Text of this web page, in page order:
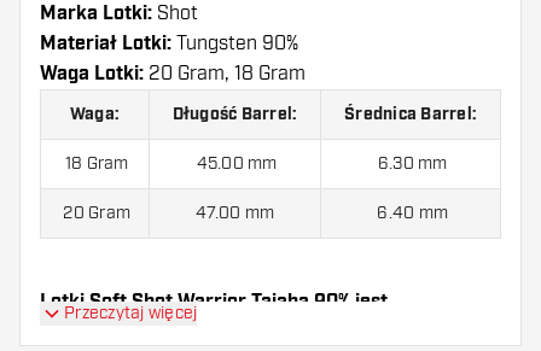
Marka Lotki: Shot
Materiał Lotki: Tungsten 90%
Waga Lotki: 20 Gram, 18 Gram
Waga: Długość Barrel: Średnica Barrel:
18 Gram 45.00 mm 6.30 mm
20 Gram 47.00 mm 6.40 mm
Lotki Soft Shot Warrior Taiaha 90% jest
Przeczytaj więcej